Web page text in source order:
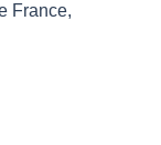
France,